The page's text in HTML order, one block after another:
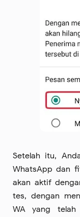
Setelah itu,
WhatsApp dan
akan aktif
tes, dengan
WA yang telah